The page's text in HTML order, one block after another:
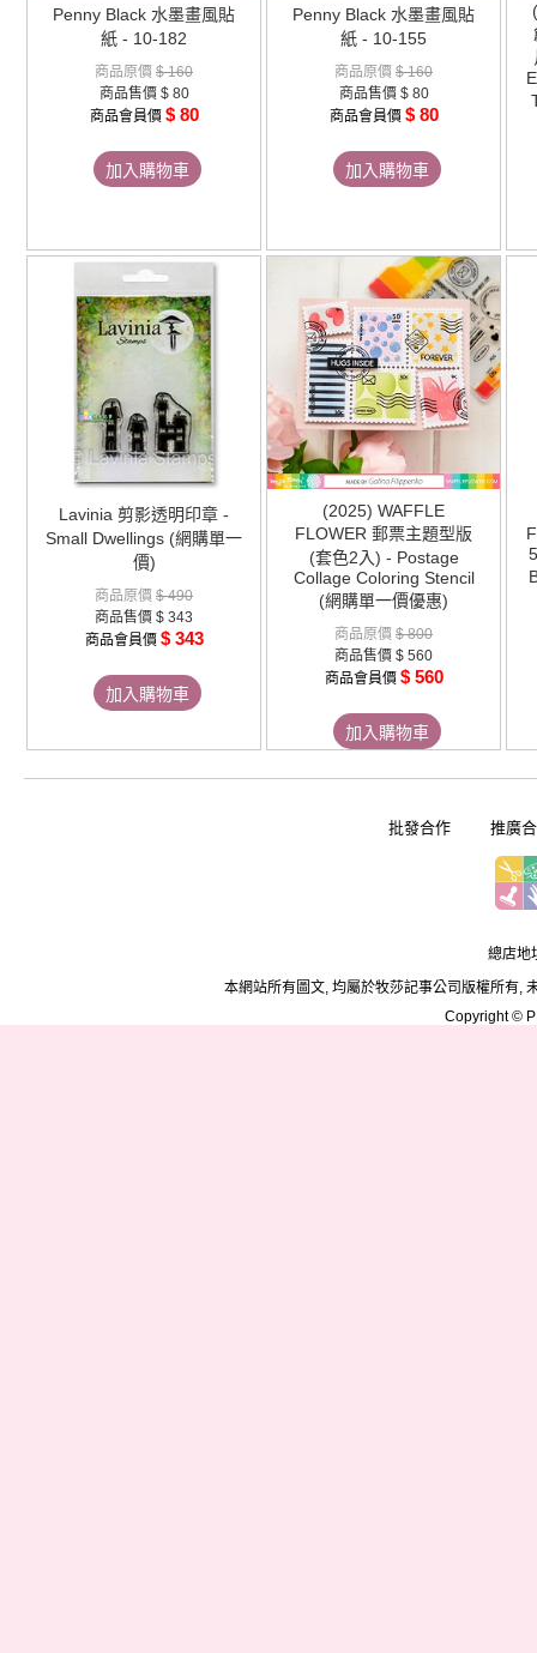
Penny Black 水墨畫風貼
紙 - 10-182
商品原價 $ 160
商品售價 $ 80
商品會員價 $ 80
加入購物車
Penny Black 水墨畫風貼
紙 - 10-155
商品原價 $ 160
商品售價 $ 80
商品會員價 $ 80
加入購物車
Lavinia 剪影透明印章 -
Small Dwellings (網購單一
價)
商品原價 $ 490
商品售價 $ 343
商品會員價 $ 343
加入購物車
(2025) WAFFLE
FLOWER 郵票主題型版
(套色2入) - Postage
Collage Coloring Stencil
(網購單一價優惠)
商品原價 $ 800
商品售價 $ 560
商品會員價 $ 560
加入購物車
批發合作 推廣
總店地
本網站所有圖文, 均屬於牧莎記事公司版權所有,
Copyright ©